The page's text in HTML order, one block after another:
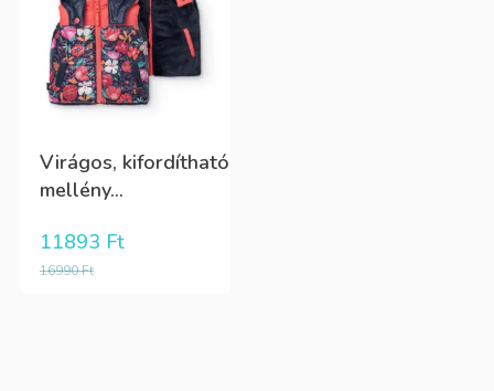
Virágos, kifordítható
mellény...
16990Ft
11893 Ft